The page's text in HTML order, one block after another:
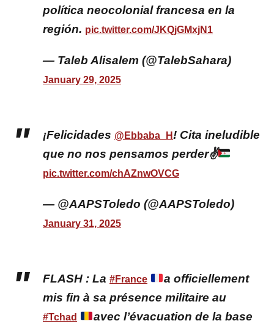
política neocolonial francesa en la
región. pic.twitter.com/JKQjGMxjN1
— Taleb Alisalem (@TalebSahara)
January 29, 2025
¡Felicidades @Ebbaba_H ! Cita ineludible
que no nos pensamos perder✌
pic.twitter.com/chAZnwOVCG
— @AAPSToledo (@AAPSToledo)
January 31, 2025
FLASH : La #France
a officiellement
mis fin à sa présence militaire au
#Tchad
avec l’évacuation de la base